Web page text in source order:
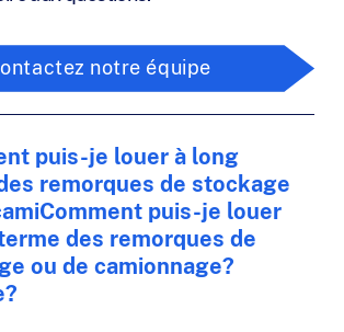
notre équipe
puis-je louer à long
remorques de stockage
puis-je louer
des remorques de
ou de camionnage?